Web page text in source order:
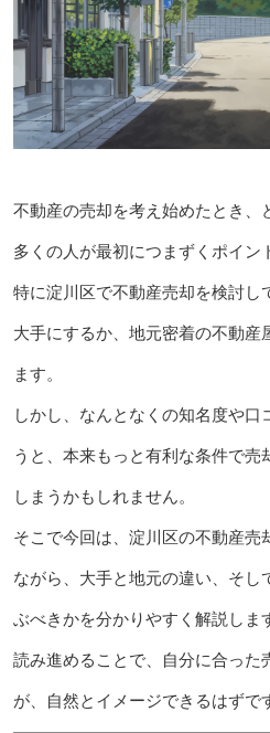
不動産の売却を考え始めたとき、
多くの人が最初につまずくポイン
特に淀川区で不動産売却を検討し
大手にするか、地元密着の不動産
ます。
しかし、なんとなくの知名度や口
うと、本来もっと有利な条件で売
しまうかもしれません。
そこで今回は、淀川区の不動産売
ながら、大手と地元の違い、そし
ぶべきかを分かりやすく解説しま
読み進めることで、自分に合った
が、自然とイメージできるはずで